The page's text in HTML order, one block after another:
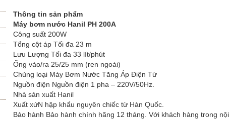
Thông tin sản phẩm
Máy bơm nước Hanil PH 200A
Công suất 200W
Tổng cột áp Tối đa 23 m
Lưu Lượng Tối đa 33 lít/phút
Ống vào/ra 25/25 mm (ren ngoài)
Chủng loại Máy Bơm Nước Tăng Áp Điện Từ
Nguồn điện Nguồn điện 1 pha – 220V/50Hz.
Nhà sản xuất Hanil
Xuất xứN hập khẩu nguyên chiếc từ Hàn Quốc.
Bảo hành Bảo hành chính hãng 12 tháng. Với khách hàng trong